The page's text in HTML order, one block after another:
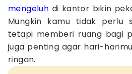
mengeluh di kantor bikin
Mungkin kamu tidak perlu
tetapi memberi ruang bagi
juga penting agar hari-
ringan.